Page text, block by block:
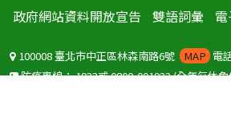
政府網站資料開放宣告
雙語詞彙
100008 臺北市中正區林森南路6號 MAP 電
防疫專線：1922或0800-001922(全年無休免